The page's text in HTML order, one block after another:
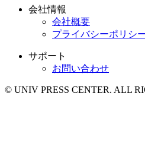
会社情報
会社概要
プライバシーポリシ
サポート
お問い合わせ
© UNIV PRESS CENTER. ALL